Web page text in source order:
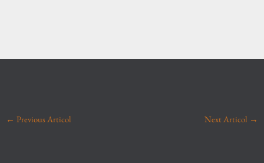
← Previous Articol Next Articol →